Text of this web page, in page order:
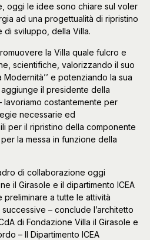
oggi le idee sono chiare sul voler
ad una progettualità di ripristino
sviluppo, della Villa.
la Villa quale fulcro e
scientifiche, valorizzando il suo
Modernità’’ e potenziando la sua
il presidente della
lavoriamo costantemente per
necessarie ed
per il ripristino della componente
la messa in funzione della
di collaborazione oggi
il Girasole e il dipartimento ICEA
preliminare a tutte le attività
– conclude l’architetto
di Fondazione Villa il Girasole e
– Il Dipartimento ICEA